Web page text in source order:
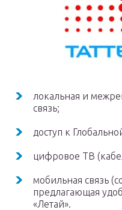
локальная и
связь;
доступ к
цифровое ТВ
мобильная связь
предлагающая
«Летай».